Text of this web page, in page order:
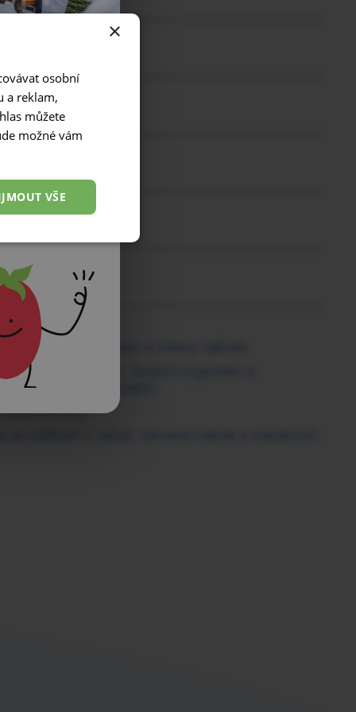
řapíkatý celer a cherry rajčata.
tuňákem, medem, řeckým jogurtem a
směs osol a opepři.
listy.
×
osobní
a reklam,
můžete
možné vám
VŠE